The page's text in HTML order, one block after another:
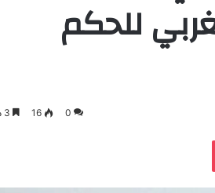
للحكم
0
16